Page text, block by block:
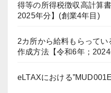
得等の所得税徴収高計算
2025年分】(創業4年目)
2カ所から給料もらって
作成方法【令和6年；2024
eLTAXにおける